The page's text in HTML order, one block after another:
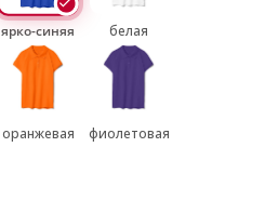
ярко-синяя белая
оранжевая фиолетовая